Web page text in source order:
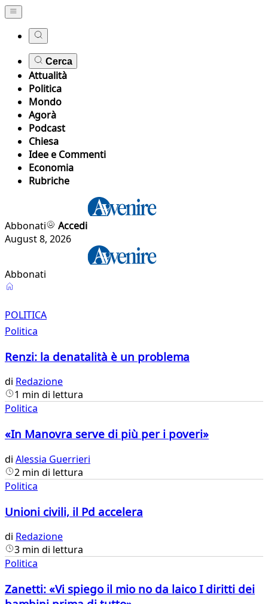
Cerca
Attualità
Politica
Mondo
Agorà
Podcast
Chiesa
Idee e Commenti
Economia
Rubriche
Abbonati
Accedi
August 8, 2026
Abbonati
Politica
POLITICA
Politica
Renzi: la denatalità è un problema
di Redazione
1 min di lettura
Politica
«In Manovra serve di più per i poveri»
di Alessia Guerrieri
2 min di lettura
Politica
Unioni civili, il Pd accelera
di Redazione
3 min di lettura
Politica
Zanetti: «Vi spiego il mio no da laico I diritti dei